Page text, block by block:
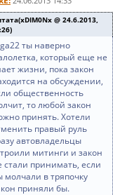
@ 24.6.2013,
ты наверно
который еще не
жизни, пока закон
на обсуждении,
общественность
то любой закон
принять. Хотели
правый руль
автовладельцы
митинги и закон
стали принимать, если
молчали в тряпочку
приняли бы.